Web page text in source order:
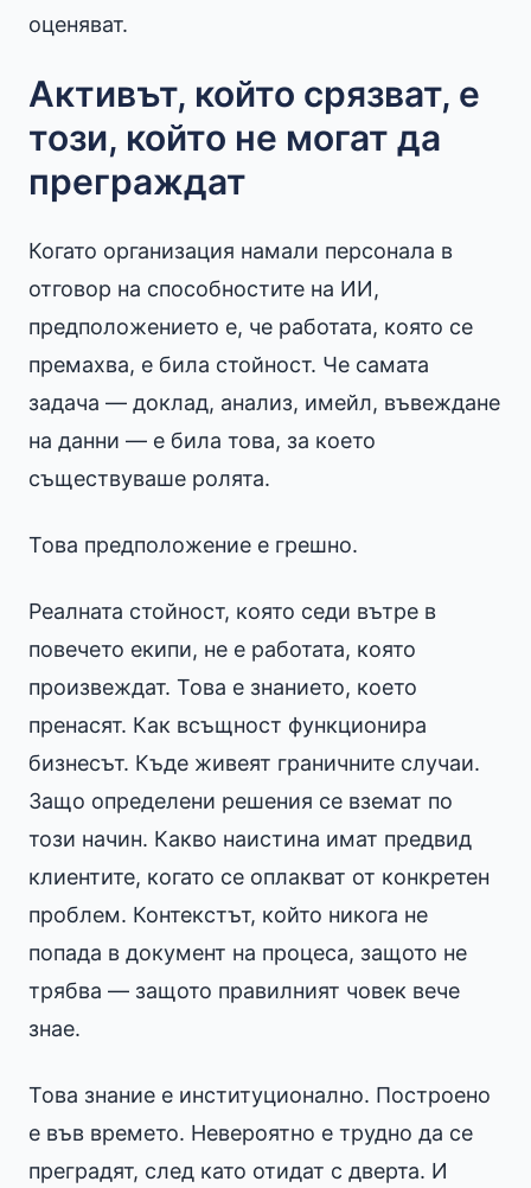
оценяват.
Активът, който срязват, е
този, който не могат да
преграждат
Когато организация намали персонала в
отговор на способностите на ИИ,
предположението е, че работата, която се
премахва, е била стойност. Че самата
задача — доклад, анализ, имейл, въвеждане
на данни — е била това, за което
съществуваше ролята.
Това предположение е грешно.
Реалната стойност, която седи вътре в
повечето екипи, не е работата, която
произвеждат. Това е знанието, което
пренасят. Как всъщност функционира
бизнесът. Къде живеят граничните случаи.
Защо определени решения се вземат по
този начин. Какво наистина имат предвид
клиентите, когато се оплакват от конкретен
проблем. Контекстът, който никога не
попада в документ на процеса, защото не
трябва — защото правилният човек вече
знае.
Това знание е институционално. Построено
е във времето. Невероятно е трудно да се
преградят, след като отидат с дверта. И